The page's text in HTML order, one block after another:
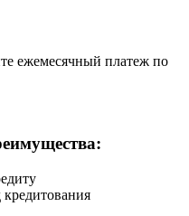
ежемесячный платеж по